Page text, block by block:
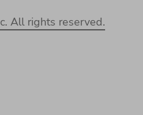
All rights reserved.